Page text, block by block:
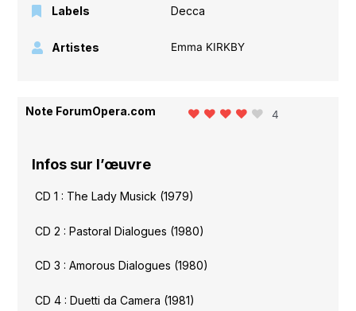
Labels Decca
Artistes Emma KIRKBY
Note ForumOpera.com 4
Infos sur l’œuvre
CD 1 : The Lady Musick (1979)
CD 2 : Pastoral Dialogues (1980)
CD 3 : Amorous Dialogues (1980)
CD 4 : Duetti da Camera (1981)